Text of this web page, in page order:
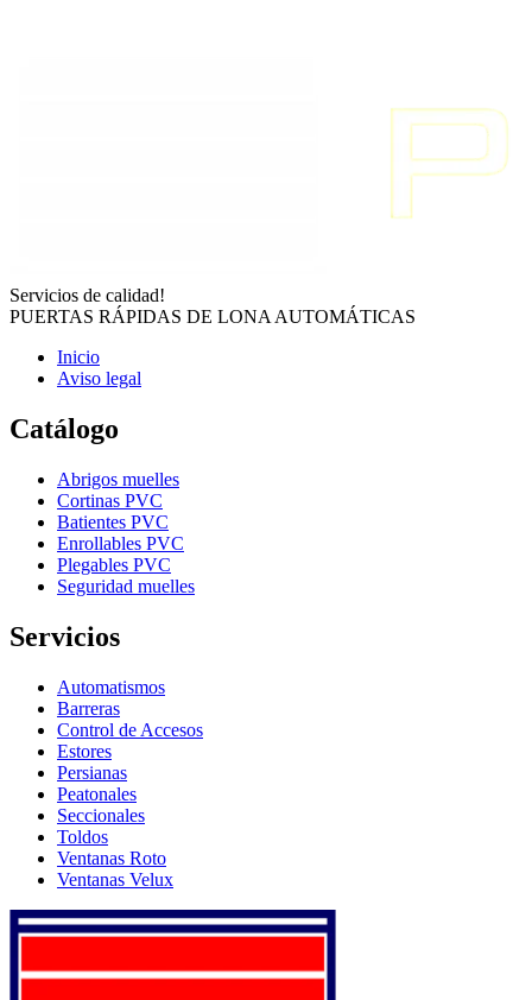
Servicios de calidad!
PUERTAS RÁPIDAS DE LONA AUTOMÁTICAS
Inicio
Aviso legal
Catálogo
Abrigos muelles
Cortinas PVC
Batientes PVC
Enrollables PVC
Plegables PVC
Seguridad muelles
Servicios
Automatismos
Barreras
Control de Accesos
Estores
Persianas
Peatonales
Seccionales
Toldos
Ventanas Roto
Ventanas Velux